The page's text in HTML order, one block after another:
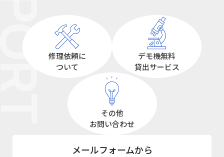
修理依頼に
ついて
デモ機無料
貸出サービス
その他
お問い合わせ
メールフォームから